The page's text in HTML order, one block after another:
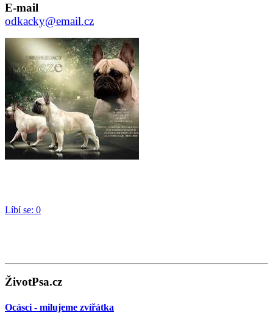
E-mail
odkacky@email.cz
Líbí se: 0
ŽivotPsa.cz
Ocásci - milujeme zvířátka